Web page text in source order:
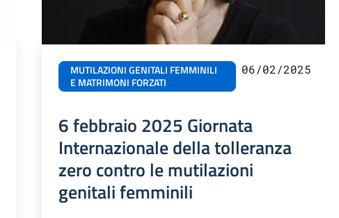
MUTILAZIONI GENITALI FEMMINILI
E MATRIMONI FORZATI
06/02/2025
6 febbraio 2025 Giornata
Internazionale della tolleranza
zero contro le mutilazioni
genitali femminili